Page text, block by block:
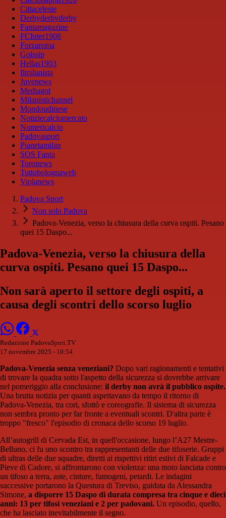
Cittaceleste
Derbyderbyderby
Fantamagazine
FCInter1908
Forzaroma
Golssip
Hellas1903
Ilmilanista
Juvenews
Mediagol
Milanistichannel
Mondoudinese
Notiziecalciomercato
Numericalcio
Padovasport
Pianetamilan
SOS Fanta
Toronews
Tuttobolognaweb
Violanews
Padova Sport
Non solo Padova
Padova-Venezia, verso la chiusura della curva ospiti. Pesano
quei 15 Daspo...
Padova-Venezia, verso la chiusura della
curva ospiti. Pesano quei 15 Daspo...
Non sarà aperto il settore degli ospiti, a
causa degli scontri dello scorso luglio
Redazione PadovaSport.TV
17 novembre 2025 - 10:54
Padova-Venezia senza veneziani? Dopo vari ragionamenti e tentativi
di trovare la quadra sotto l'aspetto della sicurezza si dovrebbe arrivare
nel pomeriggio alla conclusione: il derby non avrà il pubblico ospite.
Una brutta notizia per quanti aspettavano da tempo il ritorno di
Padova-Venezia, tra cori, sfottò e coreografie. Il sistema di sicurezza
non sembra pronto per far fronte a eventuali scontri. D'altra parte è
troppo "fresco" l'episodio di cronaca dello scorso 19 luglio.
All’autogrill di Cervada Est, in quell'occasione, lungo l’A27 Mestre-
Belluno, ci fu uno scontro tra rappresentanti delle due tifoserie. Gruppi
di ultras delle due squadre, diretti ai rispettivi ritiri estivi di Falcade e
Pieve di Cadore, si affrontarono con violenza: una moto lanciata contro
un tifoso a terra, aste, cinture, fumogeni, petardi. Le indagini
successive portarono la Questura di Treviso, guidata da Alessandra
Simone, a disporre 15 Daspo di durata compresa tra cinque e dieci
anni: 13 per tifosi veneziani e 2 per padovani. Un episodio, quello,
che ha lasciato inevitabilmente il segno.